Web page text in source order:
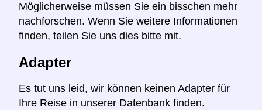
Möglicherweise müssen Sie ein bisschen mehr
nachforschen. Wenn Sie weitere Informationen
finden, teilen Sie uns dies bitte mit.
Adapter
Es tut uns leid, wir können keinen Adapter für
Ihre Reise in unserer Datenbank finden.